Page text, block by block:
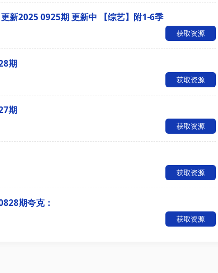
新2025 0925期 更新中 【综艺】附1-6季
获取资源
期
获取资源
期
获取资源
获取资源
期夸克：
获取资源